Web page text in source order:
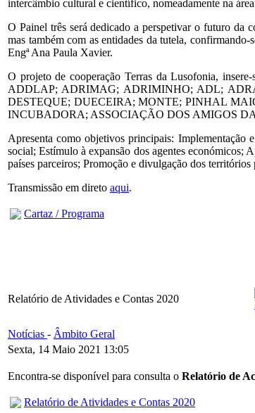
intercâmbio cultural e científico, nomeadamente na
O Painel três será dedicado a perspetivar o futuro da
mas também com as entidades da tutela,
Engª Ana Paula Xavier.
O projeto de cooperação Terras da Lusofonia,
ADDLAP; ADRIMAG; ADRIMINHO; ADL;
DESTEQUE; DUECEIRA; MONTE; PINHAL
INCUBADORA; ASSOCIAÇÃO DOS AMIGOS DA
Apresenta como objetivos principais: Implementação
social; Estímulo à expansão dos agentes económicos;
países parceiros; Promoção e divulgação dos territórios
Transmissão em direto aqui.
Cartaz / Programa
Relatório de Atividades e Contas 2020
Notícias - Âmbito Geral
Sexta, 14 Maio 2021 13:05
Encontra-se disponível para consulta o Relatório de
Relatório de Atividades e Contas 2020